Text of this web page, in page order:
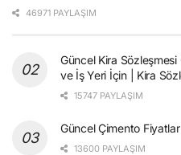
46971 PAYLAŞIM
Güncel Kira
ve İş Yeri İçin | Kira
15747 PAYLAŞIM
Güncel Çimento
13600 PAYLAŞIM